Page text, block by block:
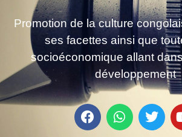
Promotion de la culture
ses facettes ainsi que
socioéconomique allant
développement